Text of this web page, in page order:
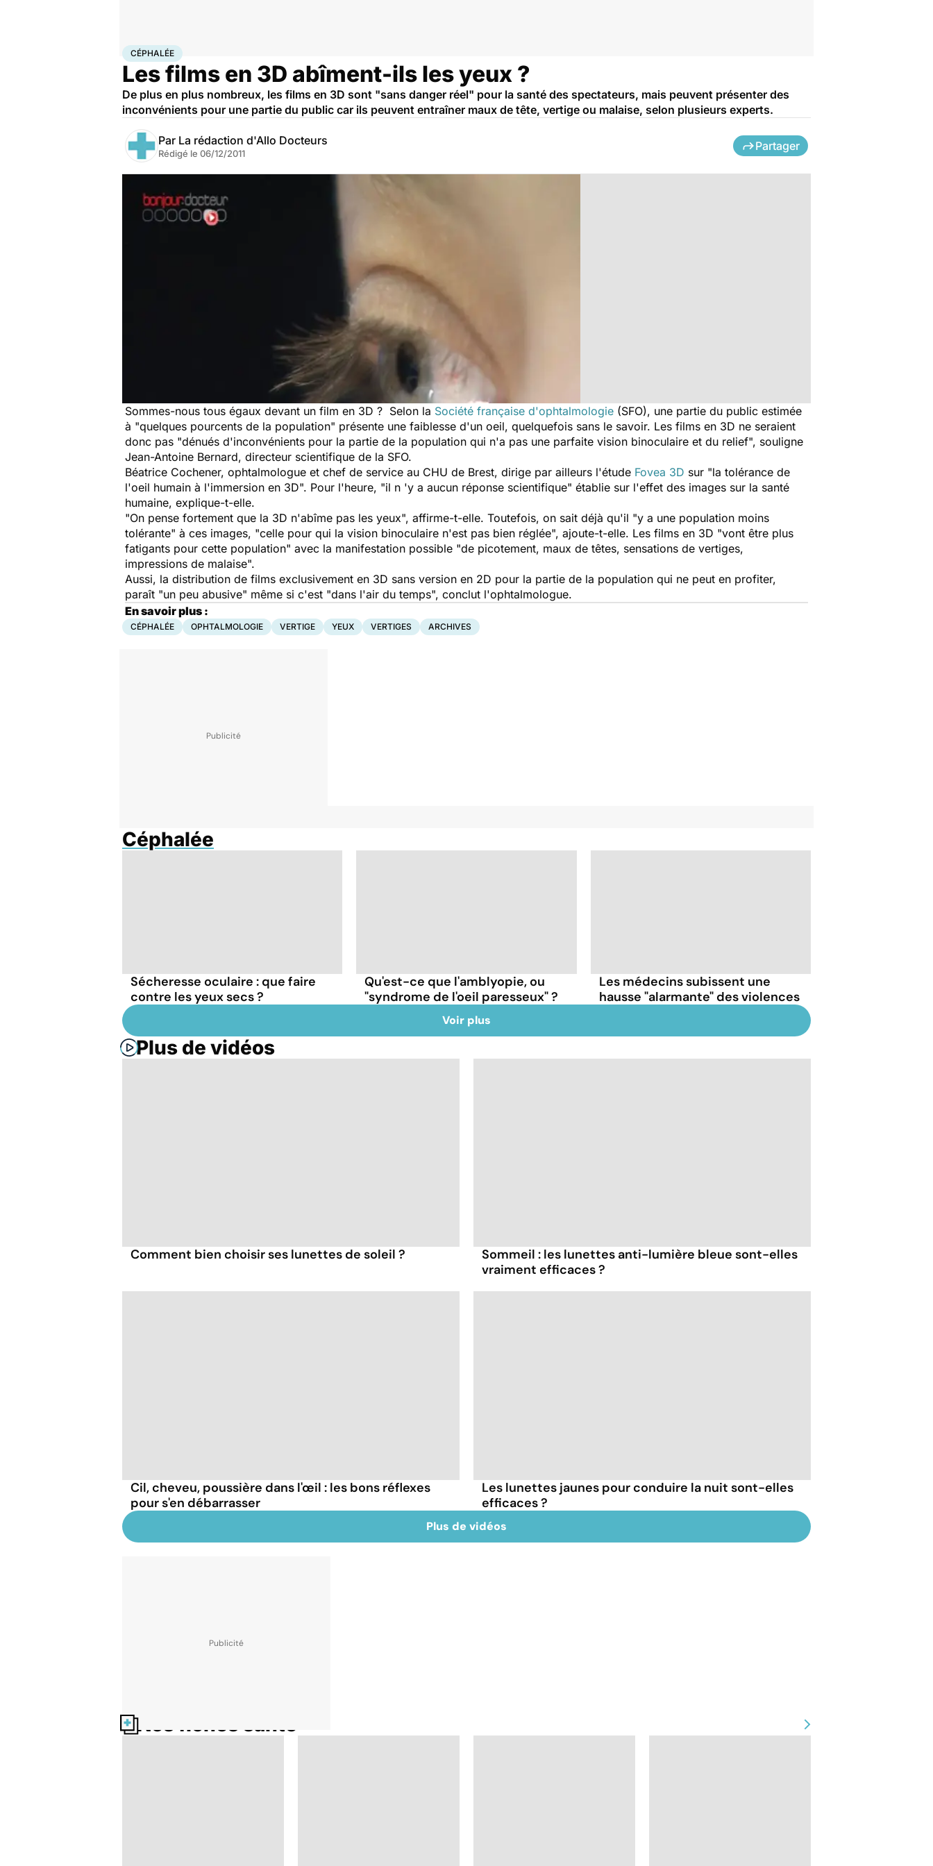
AccueilSanté Maladies
CÉPHALÉE
Les films en 3D abîment-ils les yeux ?
De plus en plus nombreux, les films en 3D sont "sans danger réel" pour la santé des spectateurs, mais peuvent présenter des
inconvénients pour une partie du public car ils peuvent entraîner maux de tête, vertige ou malaise, selon plusieurs experts.
Par La rédaction d'Allo Docteurs
Rédigé le 06/12/2011
Partager
Sommes-nous tous égaux devant un film en 3D ? Selon la Société française d'ophtalmologie (SFO), une partie du public estimée
à "quelques pourcents de la population" présente une faiblesse d'un oeil, quelquefois sans le savoir. Les films en 3D ne seraient
donc pas "dénués d'inconvénients pour la partie de la population qui n'a pas une parfaite vision binoculaire et du relief", souligne
Jean-Antoine Bernard, directeur scientifique de la SFO.
Béatrice Cochener, ophtalmologue et chef de service au CHU de Brest, dirige par ailleurs l'étude Fovea 3D sur "la tolérance de
l'oeil humain à l'immersion en 3D". Pour l'heure, "il n 'y a aucun réponse scientifique" établie sur l'effet des images sur la santé
humaine, explique-t-elle.
"On pense fortement que la 3D n'abîme pas les yeux", affirme-t-elle. Toutefois, on sait déjà qu'il "y a une population moins
tolérante" à ces images, "celle pour qui la vision binoculaire n'est pas bien réglée", ajoute-t-elle. Les films en 3D "vont être plus
fatigants pour cette population" avec la manifestation possible "de picotement, maux de têtes, sensations de vertiges,
impressions de malaise".
Aussi, la distribution de films exclusivement en 3D sans version en 2D pour la partie de la population qui ne peut en profiter,
paraît "un peu abusive" même si c'est "dans l'air du temps", conclut l'ophtalmologue.
En savoir plus :
CÉPHALÉE OPHTALMOLOGIE VERTIGE YEUX VERTIGES ARCHIVES
Céphalée
Sécheresse oculaire : que faire
contre les yeux secs ?
Qu'est-ce que l'amblyopie, ou
"syndrome de l'oeil paresseux" ?
Les médecins subissent une
hausse "alarmante" des violences
Voir plus
Plus de vidéos
Comment bien choisir ses lunettes de soleil ?
Sommeil : les lunettes anti-lumière bleue sont-elles
vraiment efficaces ?
Cil, cheveu, poussière dans l'œil : les bons réflexes
pour s'en débarrasser
Les lunettes jaunes pour conduire la nuit sont-elles
efficaces ?
Plus de vidéos
Nos fiches santé